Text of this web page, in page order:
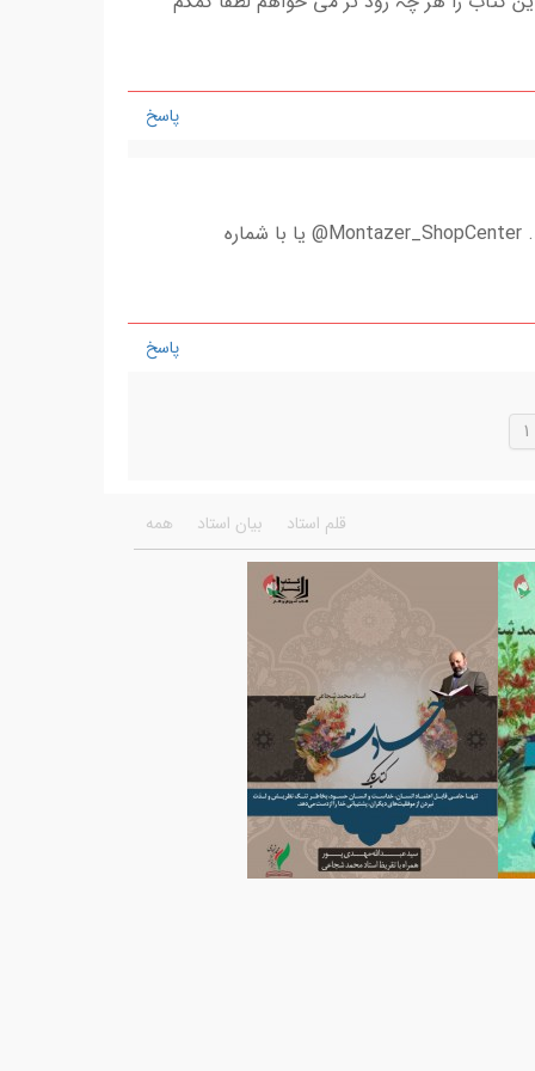
پاسخ
سلام. به این آی دی در تلگرام پیام دهید. Montazer_ShopCenter@ یا با شماره
پاسخ
1
همه بیان استاد قلم استاد